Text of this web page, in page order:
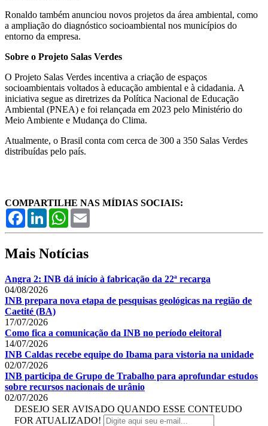
Ronaldo também anunciou novos projetos da área ambiental, como
a ampliação do diagnóstico socioambiental nos municípios do
entorno da empresa.
Sobre o Projeto Salas Verdes
O Projeto Salas Verdes incentiva a criação de espaços
socioambientais voltados à educação ambiental e à cidadania. A
iniciativa segue as diretrizes da Política Nacional de Educação
Ambiental (PNEA) e foi relançada em 2023 pelo Ministério do
Meio Ambiente e Mudança do Clima.
Atualmente, o Brasil conta com cerca de 300 a 350 Salas Verdes
distribuídas pelo país.
COMPARTILHE NAS MÍDIAS SOCIAIS:
FacebookLinkedInWhatsApp
Mais Notícias
Angra 2: INB dá início à fabricação da 22ª recarga
04/08/2026
INB prepara nova etapa de pesquisas geológicas na região de
Caetité (BA)
17/07/2026
Como fica a comunicação da INB no período eleitoral
14/07/2026
INB Caldas recebe equipe do Ibama para vistoria na unidade
02/07/2026
INB participa de Grupo de Trabalho para aprofundar estudos
sobre recursos nacionais de urânio
02/07/2026
DESEJO SER AVISADO QUANDO ESSE CONTEUDO
FOR ATUALIZADO!